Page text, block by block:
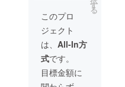
投票
自分の
参加し
た地方
予選以
外の地
方で
す
る
このプロ
ジェクト
は、 All-In方
式です。
目標金額に